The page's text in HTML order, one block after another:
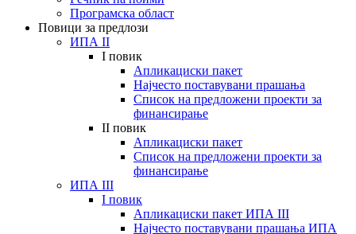
Програмска област
Повици за предлози
ИПА II
I повик
Апликациски пакет
Најчесто поставувани прашања
Список на предложени проекти за
финансирање
II повик
Апликациски пакет
Список на предложени проекти за
финансирање
ИПА III
I повик
Апликациски пакет ИПА III
Најчесто поставувани прашања ИПА